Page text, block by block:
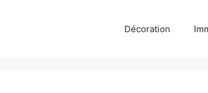
Décoration